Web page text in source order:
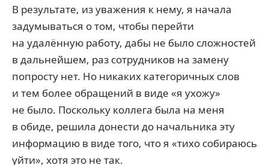
В результате, из уважения к нему, я начала
задумываться о том, чтобы перейти
на удалённую работу, дабы не было сложностей
в дальнейшем, раз сотрудников на замену
попросту нет. Но никаких категоричных слов
и тем более обращений в виде «я ухожу»
не было. Поскольку коллега была на меня
в обиде, решила донести до начальника эту
информацию в виде того, что я «тихо собираюсь
уйти», хотя это не так.